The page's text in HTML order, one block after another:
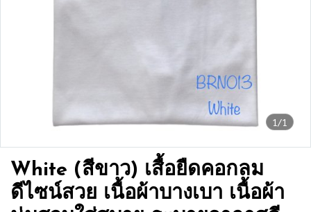
1/1
White (สีขาว) เสื้อยืดคอกลม
ดีไซน์สวย เนื้อผ้าบางเบา เนื้อผ้า